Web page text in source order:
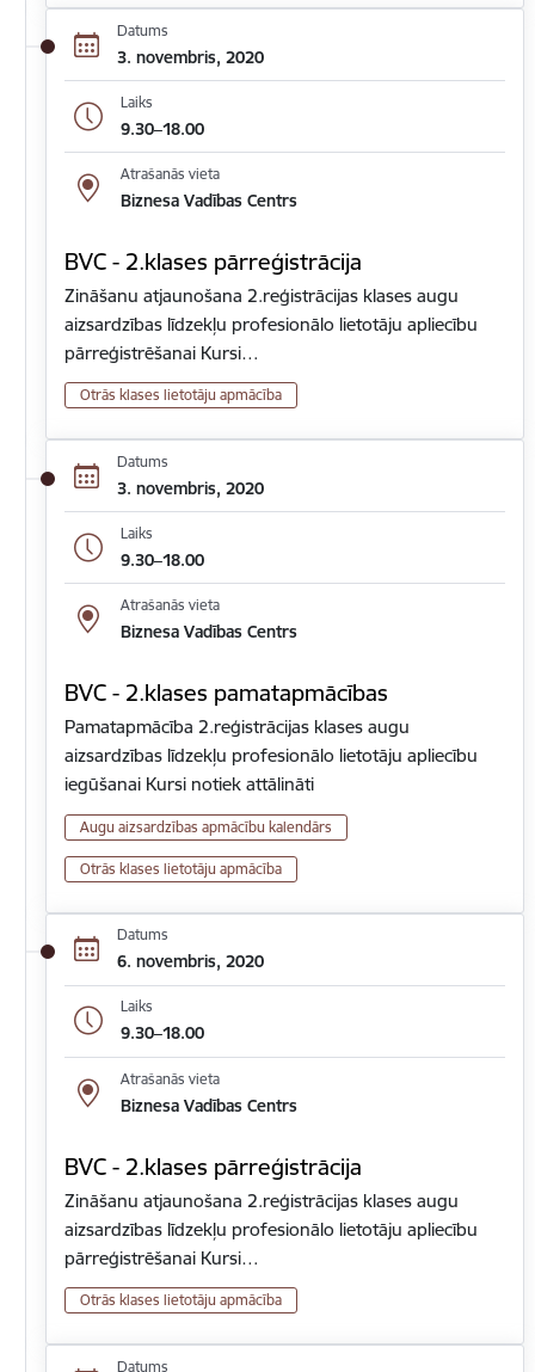
Datums
3. novembris, 2020
Laiks
9.30–18.00
Atrašanās vieta
Biznesa Vadības Centrs
BVC - 2.klases pārreģistrācija
Zināšanu atjaunošana 2.reģistrācijas klases augu
aizsardzības līdzekļu profesionālo lietotāju apliecību
pārreģistrēšanai Kursi…
Otrās klases lietotāju apmācība
Datums
3. novembris, 2020
Laiks
9.30–18.00
Atrašanās vieta
Biznesa Vadības Centrs
BVC - 2.klases pamatapmācības
Pamatapmācība 2.reģistrācijas klases augu
aizsardzības līdzekļu profesionālo lietotāju apliecību
iegūšanai Kursi notiek attālināti
Augu aizsardzības apmācību kalendārs
Otrās klases lietotāju apmācība
Datums
6. novembris, 2020
Laiks
9.30–18.00
Atrašanās vieta
Biznesa Vadības Centrs
BVC - 2.klases pārreģistrācija
Zināšanu atjaunošana 2.reģistrācijas klases augu
aizsardzības līdzekļu profesionālo lietotāju apliecību
pārreģistrēšanai Kursi…
Otrās klases lietotāju apmācība
Datums